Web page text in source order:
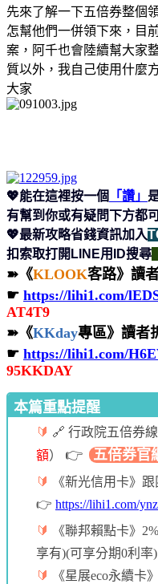
先來了解一下五倍券整個
怎幫他們一併領下來，目
案，阿千也會陸續幫大家
質以外，我自己使用什麼
大家
💖能在這裡按一個 「讚」
有幫到你或有疑問下方都
💖最新攻略省錢資訊加入
扣索取打開LINE用ID搜尋
➽《KLOOK客路》讀
☛ https://lihi1.com/
AT4T9
➽《KKday專區》讀者
☛ https://lihi1.com/
95KKDAY
本篇重點提醒
🔰 🔗 行政院五倍券
額） 👉 五倍券官
🔰
《新光信用卡》
👉 https://lihi1.com/
🔰
《聯邦賴點卡》
享有)(可享分期0利率
🔰
《星展eco永續卡